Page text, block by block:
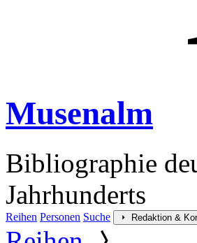
Musenalm
Bibliographie
Jahrhunderts
Reihen Personen Suche Redaktion &